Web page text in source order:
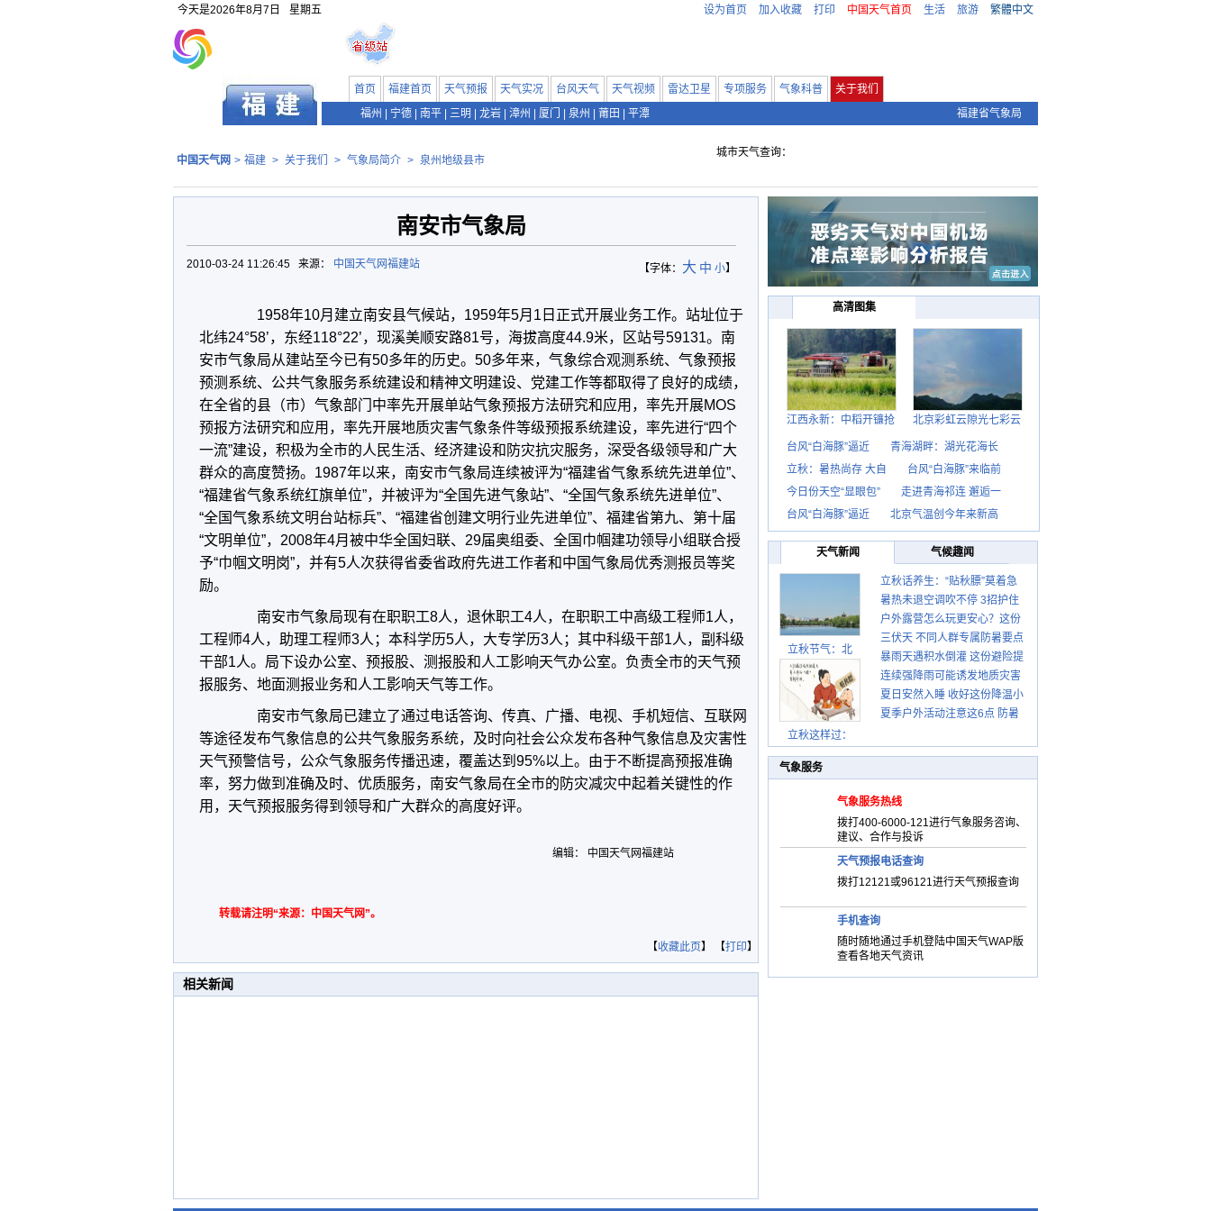
今天是2026年8月7日 星期五 设为首页 加入收藏 打印 中国天气首页 生活 旅游 繁體中文
首页 福建首页 天气预报 天气实况 台风天气 天气视频 雷达卫星 专项服务 气象科普
关于我们
福州
宁德 南平 三明 龙岩 漳州 厦门 泉州 莆田 平潭 福建省气象局
中国天气网 > 福建 > 关于我们 > 气象局简介 > 泉州地级县市
城市天气查询：
南安市气象局
【字体： 大 中 小】
2010-03-24 11:26:45 来源： 中国天气网福建站
1958年10月建立南安县气候站，1959年5月1日正式开展业务工作。站址位于
北纬24°58’，东经118°22’，现溪美顺安路81号，海拔高度44.9米，区站号59131。南
安市气象局从建站至今已有50多年的历史。50多年来，气象综合观测系统、气象预报
预测系统、公共气象服务系统建设和精神文明建设、党建工作等都取得了良好的成绩，
在全省的县（市）气象部门中率先开展单站气象预报方法研究和应用，率先开展MOS
预报方法研究和应用，率先开展地质灾害气象条件等级预报系统建设，率先进行“四个
一流”建设，积极为全市的人民生活、经济建设和防灾抗灾服务，深受各级领导和广大
群众的高度赞扬。1987年以来，南安市气象局连续被评为“福建省气象系统先进单位”、
“福建省气象系统红旗单位”，并被评为“全国先进气象站”、“全国气象系统先进单位”、
“全国气象系统文明台站标兵”、“福建省创建文明行业先进单位”、福建省第九、第十届
“文明单位”，2008年4月被中华全国妇联、29届奥组委、全国巾帼建功领导小组联合授
予“巾帼文明岗”，并有5人次获得省委省政府先进工作者和中国气象局优秀测报员等奖
励。
南安市气象局现有在职职工8人，退休职工4人，在职职工中高级工程师1人，
工程师4人，助理工程师3人；本科学历5人，大专学历3人；其中科级干部1人，副科级
干部1人。局下设办公室、预报股、测报股和人工影响天气办公室。负责全市的天气预
报服务、地面测报业务和人工影响天气等工作。
南安市气象局已建立了通过电话答询、传真、广播、电视、手机短信、互联网
等途径发布气象信息的公共气象服务系统，及时向社会公众发布各种气象信息及灾害性
天气预警信号，公众气象服务传播迅速，覆盖达到95%以上。由于不断提高预报准确
率，努力做到准确及时、优质服务，南安气象局在全市的防灾减灾中起着关键性的作
用，天气预报服务得到领导和广大群众的高度好评。
编辑： 中国天气网福建站
转载请注明“来源：中国天气网”。
【收藏此页】 【打印】
相关新闻
高清图集
江西永新：中稻开镰抢 北京彩虹云隙光七彩云
台风“白海豚”逼近
青海湖畔：湖光花海长
立秋：暑热尚存 大自
台风“白海豚”来临前
今日份天空“显眼包”
走进青海祁连 邂逅一
台风“白海豚”逼近
北京气温创今年来新高
天气新闻 气候趣闻
立秋节气：北
立秋这样过：
立秋话养生：“贴秋膘”莫着急
先清暑再防燥
暑热未退空调吹不停 3招护住
肩颈不酸痛
户外露营怎么玩更安心？这份
攻略请收好
三伏天 不同人群专属防暑要点
请收好
暴雨天遇积水倒灌 这份避险提
示请收好
连续强降雨可能诱发地质灾害
这些前兆要知道
夏日安然入睡 收好这份降温小
贴士
夏季户外活动注意这6点 防暑
气象服务
气象服务热线
拨打400-6000-121进行气象服务咨询、
建议、合作与投诉
天气预报电话查询
拨打12121或96121进行天气预报查询
手机查询
随时随地通过手机登陆中国天气WAP版
查看各地天气资讯